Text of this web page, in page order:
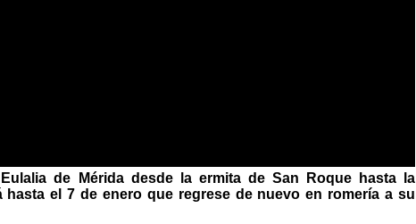
de Mérida desde la ermita de San Roque hasta la
el 7 de enero que regrese de nuevo en romería a su